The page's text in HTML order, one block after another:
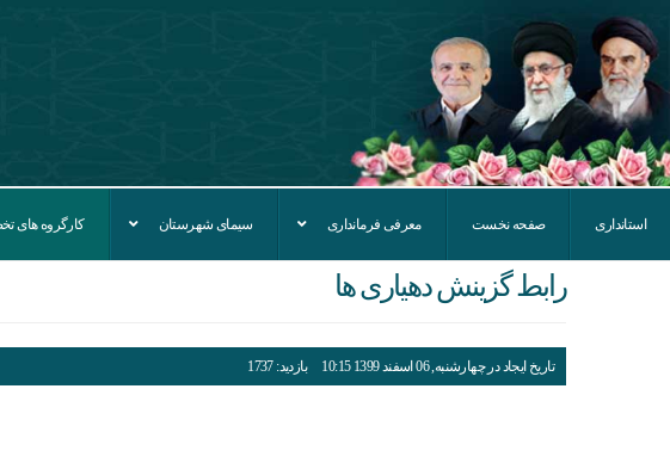
استانداری صفحه نخست معرفی فرمانداری سیمای شهرستان کارگروه های
رابط گزينش دهياری ها
تاریخ ایجاد در چهارشنبه, 06 اسفند 1399 10:15 بازدید: 1737